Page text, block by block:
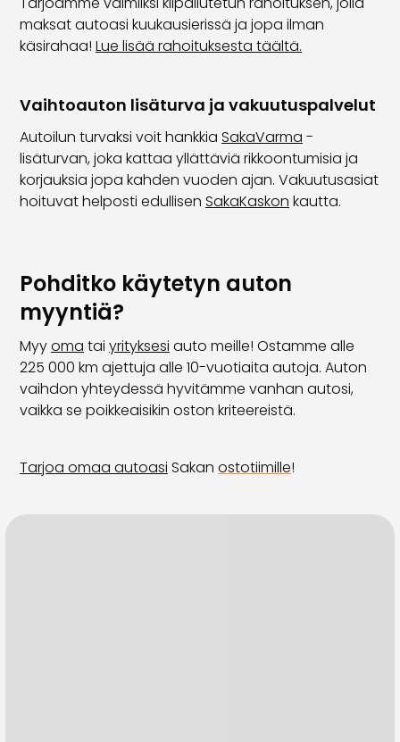
maksat autoasi kuukausierissä ja jopa ilman
käsirahaa! Lue lisää rahoituksesta täältä.
Vaihtoauton lisäturva ja vakuutuspalvelut
Autoilun turvaksi voit hankkia SakaVarma -
lisäturvan, joka kattaa yllättäviä rikkoontumisia ja
korjauksia jopa kahden vuoden ajan. Vakuutusasiat
hoituvat helposti edullisen SakaKaskon kautta.
Pohditko käytetyn auton
myyntiä?
Myyoma tai yrityksesi auto meille! Ostamme alle
225 000 km ajettuja alle 10-vuotiaita autoja. Auton
vaihdon yhteydessä hyvitämme vanhan autosi,
vaikka se poikkeaisikin oston kriteereistä.
Tarjoa omaa autoasi Sakan ostotiimille!